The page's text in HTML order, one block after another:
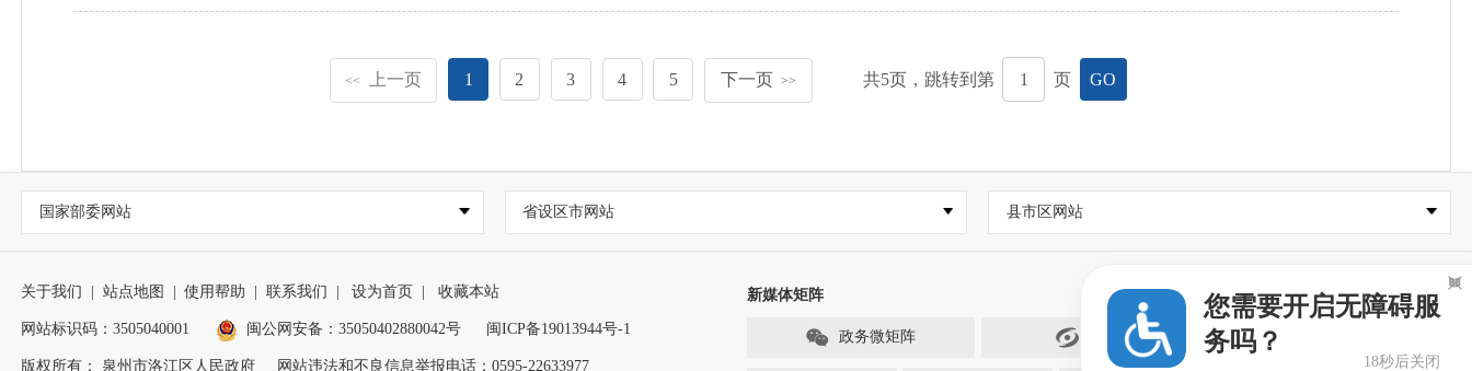
<< 上一页 1 2 3 4 5 下一页 >> 共5页，跳转到第 页 GO
国家部委网站 省设区市网站 县市区网站
关于我们 站点地图 使用帮助 联系我们 设为首页 收藏本站
网站标识码：3505040001 闽公网安备：35050402880042号 闽ICP备19013944号-1
版权所有： 泉州市洛江区人民政府 网站违法和不良信息举报电话：0595-22633977
新媒体矩阵
政务微矩阵 闽政通
您需要开启无障碍服
务吗？
18秒后关闭
